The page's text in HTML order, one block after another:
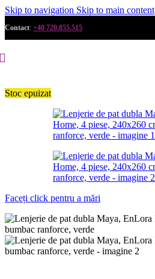
Skip to navigation Skip to main content
Contact: +40 720.855.515
Stoc epuizat
Faceți click pentru a mări